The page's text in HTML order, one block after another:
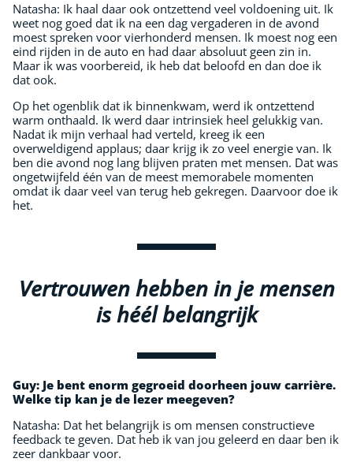
Natasha: Ik haal daar ook ontzettend veel voldoening uit. Ik
weet nog goed dat ik na een dag vergaderen in de avond
moest spreken voor vierhonderd mensen. Ik moest nog een
eind rijden in de auto en had daar absoluut geen zin in.
Maar ik was voorbereid, ik heb dat beloofd en dan doe ik
dat ook.
Op het ogenblik dat ik binnenkwam, werd ik ontzettend
warm onthaald. Ik werd daar intrinsiek heel gelukkig van.
Nadat ik mijn verhaal had verteld, kreeg ik een
overweldigend applaus; daar krijg ik zo veel energie van. Ik
ben die avond nog lang blijven praten met mensen. Dat was
ongetwijfeld één van de meest memorabele momenten
omdat ik daar veel van terug heb gekregen. Daarvoor doe ik
het.
Vertrouwen hebben in je mensen
is héél belangrijk
Guy: Je bent enorm gegroeid doorheen jouw carrière.
Welke tip kan je de lezer meegeven?
Natasha: Dat het belangrijk is om mensen constructieve
feedback te geven. Dat heb ik van jou geleerd en daar ben ik
zeer dankbaar voor.